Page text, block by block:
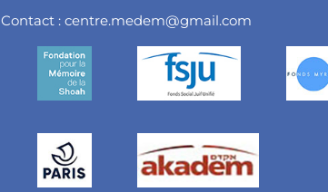
Contact :centre.medem@gmail.com